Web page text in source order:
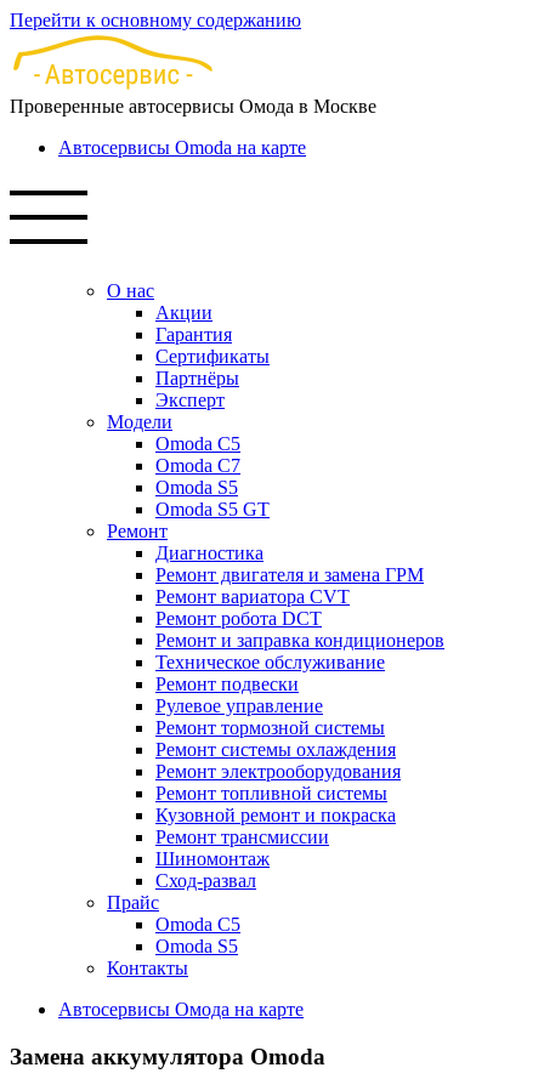
Перейти к основному содержанию
Проверенные автосервисы Омода в Москве
Автосервисы Omoda на карте
О нас
Акции
Гарантия
Сертификаты
Партнёры
Эксперт
Модели
Omoda C5
Omoda C7
Omoda S5
Omoda S5 GT
Ремонт
Диагностика
Ремонт двигателя и замена ГРМ
Ремонт вариатора CVT
Ремонт робота DCT
Ремонт и заправка кондиционеров
Техническое обслуживание
Ремонт подвески
Рулевое управление
Ремонт тормозной системы
Ремонт системы охлаждения
Ремонт электрооборудования
Ремонт топливной системы
Кузовной ремонт и покраска
Ремонт трансмиссии
Шиномонтаж
Сход-развал
Прайс
Omoda C5
Omoda S5
Контакты
Автосервисы Омода на карте
Замена аккумулятора Omoda